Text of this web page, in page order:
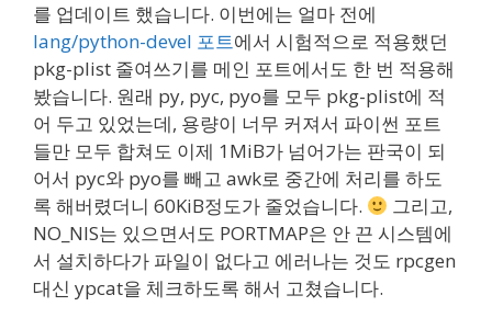
를 업데이트 했습니다. 이번에는 얼마 전에
lang/python-devel 포트에서 시험적으로 적용했던
pkg-plist 줄여쓰기를 메인 포트에서도 한 번 적용해
봤습니다. 원래 py, pyc, pyo를 모두 pkg-plist에 적
어 두고 있었는데, 용량이 너무 커져서 파이썬 포트
들만 모두 합쳐도 이제 1MiB가 넘어가는 판국이 되
어서 pyc와 pyo를 빼고 awk로 중간에 처리를 하도
록 해버렸더니 60KiB정도가 줄었습니다.
그리고,
NO_NIS는 있으면서도 PORTMAP은 안 끈 시스템에
서 설치하다가 파일이 없다고 에러나는 것도 rpcgen
대신 ypcat을 체크하도록 해서 고쳤습니다.